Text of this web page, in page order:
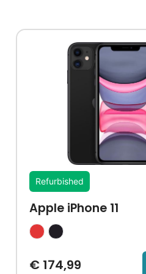
Refurbished
Apple iPhone 11
€174,99